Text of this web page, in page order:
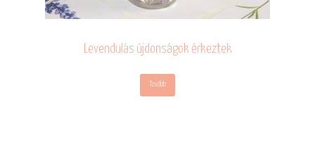
Levendulás újdonságok érkeztek
Tovább